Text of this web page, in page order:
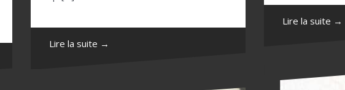
Lire la suite →
Lire la suite →